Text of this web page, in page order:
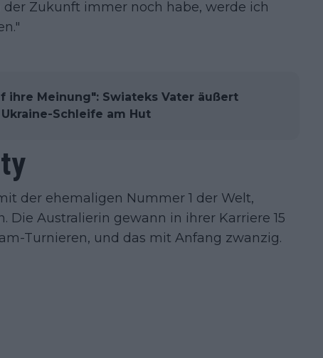
Zukunft immer noch habe, werde ich
ihre Meinung": Swiateks Vater äußert
Schleife am Hut
der ehemaligen Nummer 1 der Welt,
Die Australierin gewann in ihrer Karriere 15
Turnieren, und das mit Anfang zwanzig.